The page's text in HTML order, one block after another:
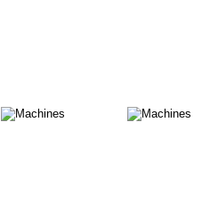
SUZI Q
DER
MIR